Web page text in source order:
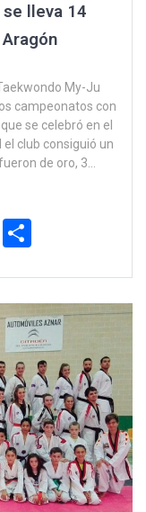
se lleva 14
My-Ju
campeonatos con
se celebró en el
el club consiguió un
de oro, 3…
W
s
A
p
p
p
ar
tir